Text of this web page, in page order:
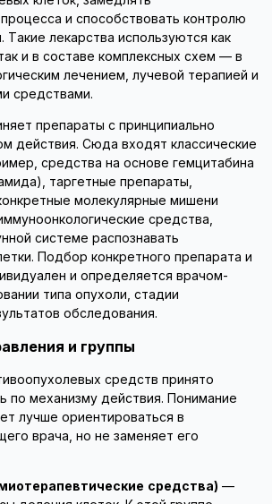
и способствовать контролю
Такие лекарства используются как
и в составе комплексных схем — в
лечением, лучевой терапией и
средствами.
препараты с принципиально
действия. Сюда входят классические
средства на основе гемцитабина
таргетные препараты,
молекулярные мишени
средства,
системе распознавать
Подбор конкретного препарата и
и определяется врачом-
типа опухоли, стадии
обследования.
и группы
средств принято
по механизму действия. Понимание
лучше ориентироваться в
врача, но не заменяет его
средства) —